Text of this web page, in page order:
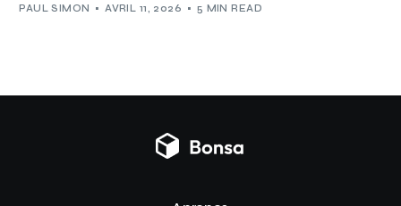
PAUL SIMON AVRIL 11, 2026 5 MIN READ